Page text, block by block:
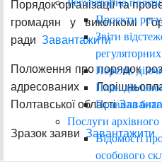
Проєкти
Звіти
регуляторних
Перелік
План
Правила
Послуги архівного
Відомості
особового
Порядок організації та
громадян у виконкомі
ради Завантажити
Положення про порядок
адресованих
Полтавської області
Зразок заяви Завантажити